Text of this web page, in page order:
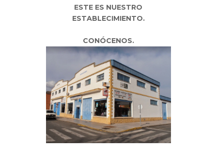
ESTE ES NUESTRO
ESTABLECIMIENTO.
CONÓCENOS.